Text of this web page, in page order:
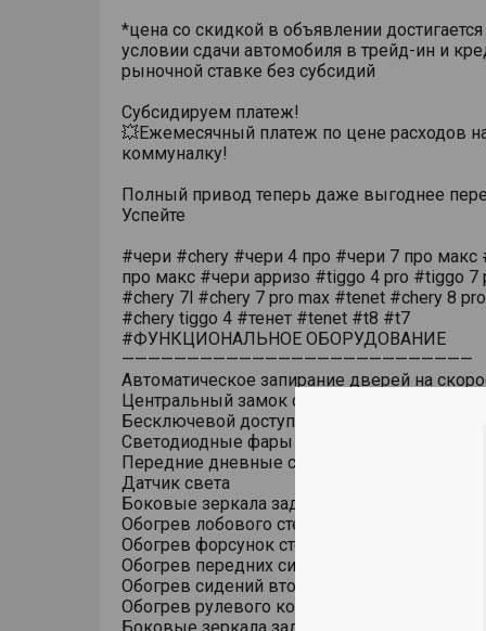
*цена со скидкой в объявлении
условии сдачи автомобиля в трейд-ин и
рыночной ставке без субсидий
Субсидируем платеж!
💥Ежемесячный платеж по цене расходов
коммуналку!
Полный привод теперь даже выгоднее
Успейте
#чери #chery #чери 4 про #чери 7 про макс
про макс #чери арризо #tiggo 4 pro #tiggo 7
#chery 7l #chery 7 pro max #tenet #chery 8
#chery tiggo 4 #тенет #tenet #t8 #t7
#ФУНКЦИОНАЛЬНОЕ ОБОРУДОВАНИЕ
———————————————————————————
Автоматическое запирание дверей на
Центральный замок с дистанционным
Бесключевой доступ (ключ в кармане)
Светодиодные фары основного света
Передние дневные светодиодные ходовые
Датчик света
Боковые зеркала заднего вида с обогревом
Обогрев лобового стекла
Обогрев форсунок стеклоомывателя
Обогрев передних сидений
Обогрев сидений второго ряда
Обогрев рулевого колеса